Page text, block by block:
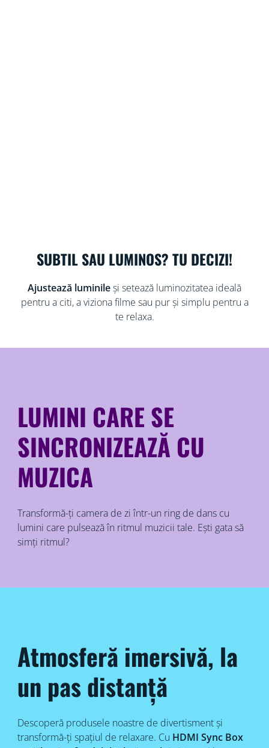
SUBTIL SAU LUMINOS? TU DECIZI!
Ajustează luminileși setează luminozitatea ideală
pentru a citi, a viziona filme sau pur și simplu pentru a
te relaxa.
LUMINI CARE SE
SINCRONIZEAZĂ CU
MUZICA
Transformă-ți camera de zi într-un ring de dans cu
lumini care pulsează în ritmul muzicii tale. Ești gata să
simți ritmul?
Atmosferă imersivă, la
un pas distanță
Descoperă produsele noastre de divertisment și
transformă-ți spațiul de relaxare. Cu HDMI Sync Box